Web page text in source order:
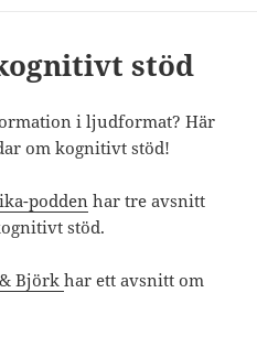
stöd
i ljudformat? Här
om kognitivt stöd!
podden har tre avsnitt
stöd.
& Björkhar ett avsnitt om